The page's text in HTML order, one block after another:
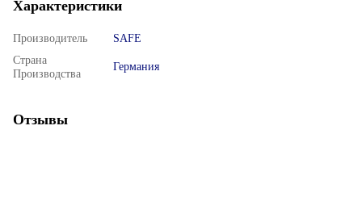
Характеристики
Производитель
SAFE
Страна
Производства
Германия
Отзывы